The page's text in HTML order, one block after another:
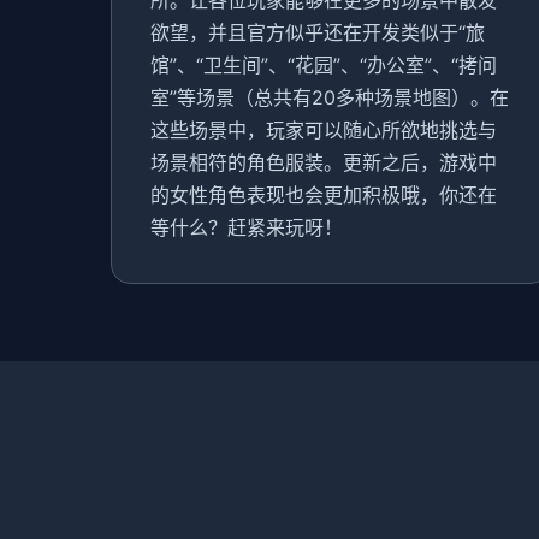
欲望，并且官方似乎还在开发类似于“旅
馆”、“卫生间”、“花园”、“办公室”、“拷问
室”等场景（总共有20多种场景地图）。在
这些场景中，玩家可以随心所欲地挑选与
场景相符的角色服装。更新之后，游戏中
的女性角色表现也会更加积极哦，你还在
等什么？赶紧来玩呀！